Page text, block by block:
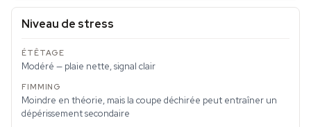
Niveau de stress
Modéré — plaie nette, signal clair
Moindre en théorie, mais la coupe déchirée peut entraîner un
dépérissement secondaire